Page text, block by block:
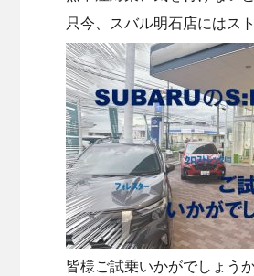
只今、スバル明石店にはス
皆様ご試乗いかがでしょう